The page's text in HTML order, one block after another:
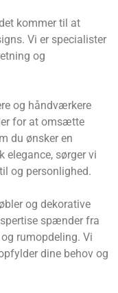
kommer til at
Vi er specialister
og
og håndværkere
for at omsætte
du ønsker en
elegance, sørger vi
og personlighed.
og dekorative
spænder fra
rumopdeling. Vi
dine behov og